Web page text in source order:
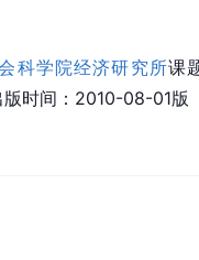
科学院经济研究所课
时间：2010-08-01版